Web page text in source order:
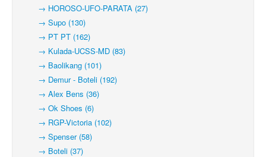
→ HOROSO-UFO-PARATA (27)
→ Supo (130)
→ PT PT (162)
→ Kulada-UCSS-MD (83)
→ Baolikang (101)
→ Demur - Boteli (192)
→ Alex Bens (36)
→ Ok Shoes (6)
→ RGP-Victoria (102)
→ Spenser (58)
→ Boteli (37)